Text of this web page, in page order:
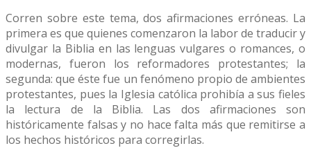
Corren sobre este tema, dos afirmaciones erróneas. La
primera es que quienes comenzaron la labor de traducir y
divulgar la Biblia en las lenguas vulgares o romances, o
modernas, fueron los reformadores protestantes; la
segunda: que éste fue un fenómeno propio de ambientes
protestantes, pues la Iglesia católica prohibía a sus fieles
la lectura de la Biblia. Las dos afirmaciones son
históricamente falsas y no hace falta más que remitirse a
los hechos históricos para corregirlas.